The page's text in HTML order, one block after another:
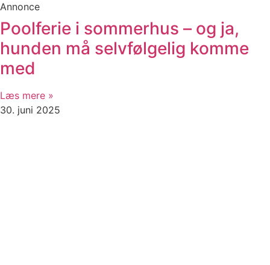
Annonce
Poolferie i sommerhus – og ja,
hunden må selvfølgelig komme
med
Læs mere »
30. juni 2025